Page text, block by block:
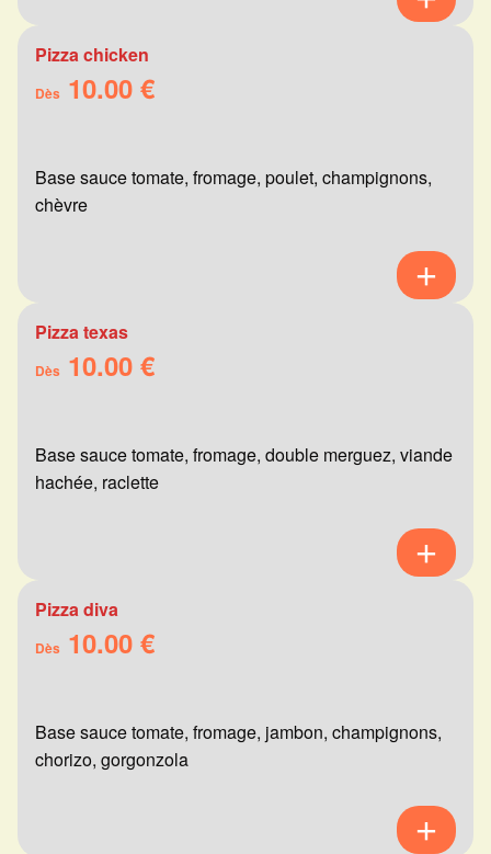
Pizza chicken
Dès 10.00 €
Base sauce tomate, fromage, poulet, champignons,
chèvre
Pizza texas
Dès 10.00 €
Base sauce tomate, fromage, double merguez, viande
hachée, raclette
Pizza diva
Dès 10.00 €
Base sauce tomate, fromage, jambon, champignons,
chorizo, gorgonzola